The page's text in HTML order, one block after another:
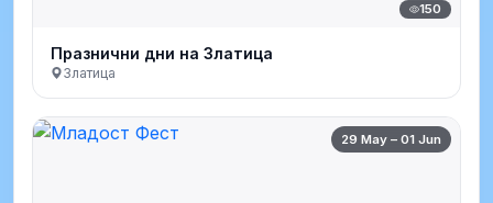
150
Празнични дни на Златица
Златица
29 May – 01 Jun